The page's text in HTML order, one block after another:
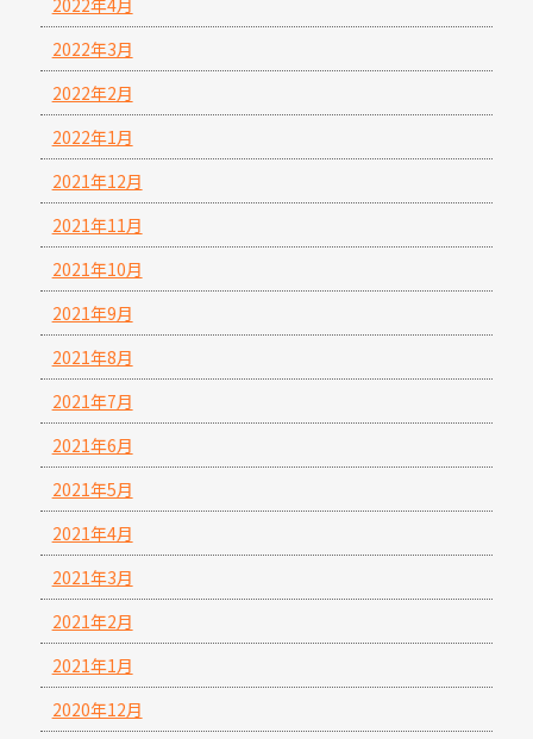
2022年3月
2022年2月
2022年1月
2021年12月
2021年11月
2021年10月
2021年9月
2021年8月
2021年7月
2021年6月
2021年5月
2021年4月
2021年3月
2021年2月
2021年1月
2020年12月